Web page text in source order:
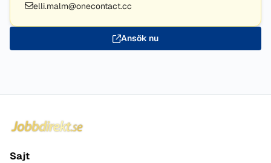
elli.malm@onecontact.cc
Ansök nu
Sajt